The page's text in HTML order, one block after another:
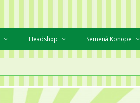
Headshop Semená Konope